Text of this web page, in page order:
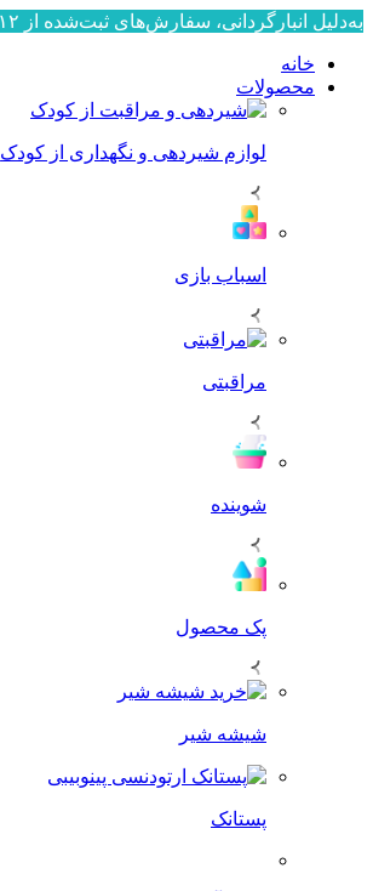
به‌دلیل انبارگردانی، سفارش‌های ثبت‌شده از ۱۲ تا ۲۳ مرداد باتاخیر ارسال می‌شوند. ارسال سفارش‌ها از ۲۴ مرداد به‌ترتیب ثبت، آغاز خواهد شد. از صبوری و همراهی شما سپاسگزاریم.
خانه
محصولات
لوازم شیردهی و نگهداری از کودک
اسباب بازی
مراقبتی
شوینده
پک محصول
شیشه شیر
پستانک